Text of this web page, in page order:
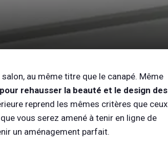
au même titre que le canapé. Même
rehausser la beauté et le design des
reprend les mêmes critères que ceux
vous serez amené à tenir en ligne de
un aménagement parfait.